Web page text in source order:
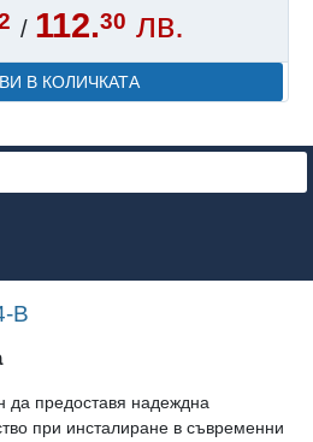
/ 112.30 лв.
В КОЛИЧКАТА
B
да предоставя надеждна
при инсталиране в съвременни